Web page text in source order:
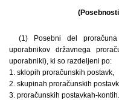
(1) Posebni del
uporabnikov državnega
uporabniki), ki so razdeljeni po:
1. sklopih proračunskih postavk,
2. skupinah proračunskih
3. proračunskih postavkah-kontih.